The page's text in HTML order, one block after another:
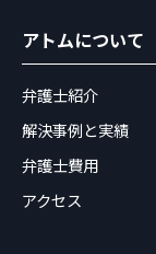
アトムについて
弁護士紹介
解決事例と実績
弁護士費用
アクセス